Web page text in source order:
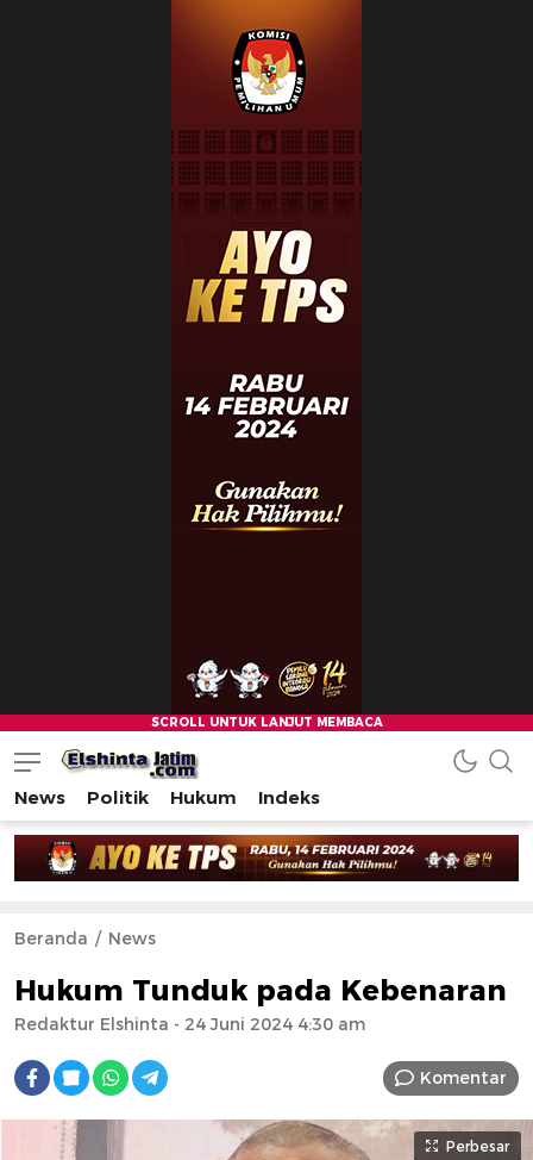
News Politik Hukum Indeks
Beranda News
Hukum Tunduk pada Kebenaran
Redaktur Elshinta - 24 Juni 2024 4:30 am
Komentar
Perbesar